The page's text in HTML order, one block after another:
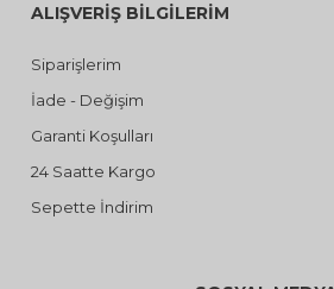
ALIŞVERİŞ BİLGİLERİM
Siparişlerim
İade - Değişim
Garanti Koşulları
24 Saatte Kargo
Sepette İndirim